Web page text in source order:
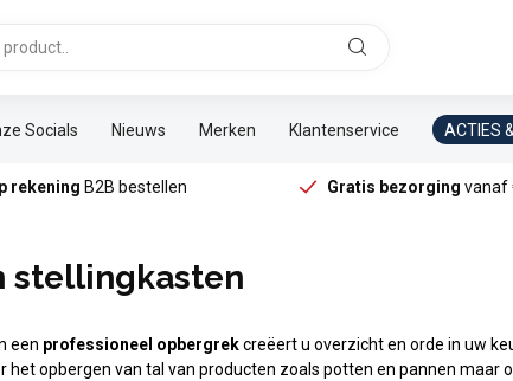
Socials Nieuws Merken Klantenservice ACTIES
rekening B2B bestellen Gratis bezorging vanaf
stellingkasten
een professioneel opbergrekcreëert u overzicht en orde in uw
het opbergen van tal van producten zoals potten en pannen maar